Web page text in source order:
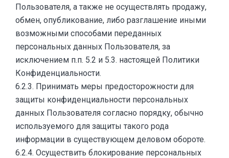
Пользователя, а также не осуществлять продажу,
обмен, опубликование, либо разглашение иными
возможными способами переданных
персональных данных Пользователя, за
исключением п.п. 5.2 и 5.3. настоящей Политики
Конфиденциальности.
6.2.3. Принимать меры предосторожности для
защиты конфиденциальности персональных
данных Пользователя согласно порядку, обычно
используемого для защиты такого рода
информации в существующем деловом обороте.
6.2.4. Осуществить блокирование персональных